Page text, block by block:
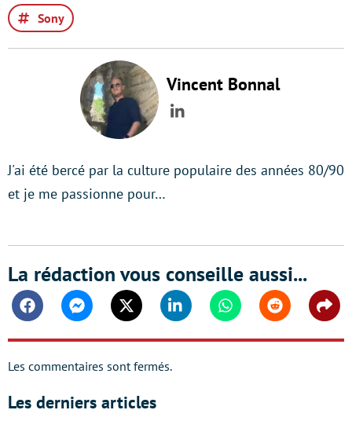
Sony
Vincent Bonnal
LinkedIn
J'ai été bercé par la culture populaire des années 80/90
et je me passionne pour…
La rédaction vous conseille aussi...
FacebookMessengerTwitter Linkedin WhatsappReddit
Les commentaires sont fermés.
Les derniers articles